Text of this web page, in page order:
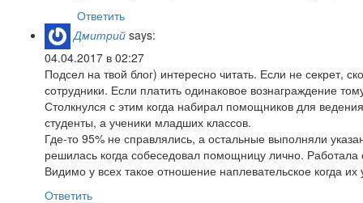
Ответить
Дмитрий says:
04.04.2017 в 02:27
Подсел на твой блог) интересно читать. Если не секрет,
сотрудники. Если платить одинаковое вознаграждение
Столкнулся с этим когда набирал помощников для
студенты, а ученики младших классов.
Где-то 95% не справлялись, а остальные выполняли
решилась когда собеседовал помощницу лично.
Видимо у всех такое отношение наплевательское когда
Ответить